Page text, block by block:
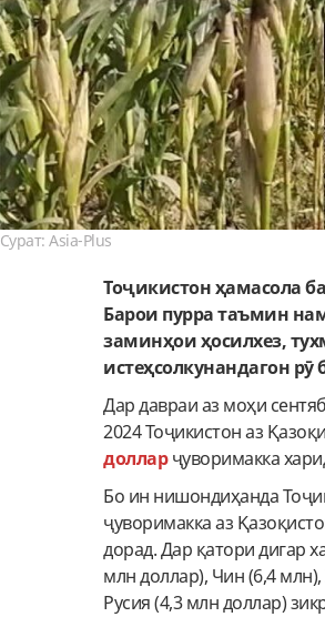
Сурат: Asia-Plus
Тоҷикистон ҳамасола
Барои пурра таъмин
заминҳои ҳосилхез,
истеҳсолкунандагон рӯ
Дар давраи аз моҳи
2024 Тоҷикистон аз
долларҷуворимакка
Бо ин нишондиҳанда
ҷуворимакка аз
дорад. Дар қатори дигар
млн доллар), Чин (6,4
Русия (4,3 млн доллар)